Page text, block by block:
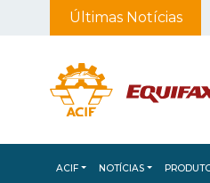
Últimas Notícias
ACIF NOTÍCIAS